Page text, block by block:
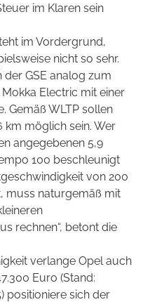
im Klaren sein
im Vordergrund,
nicht so sehr.
GSE analog zum
Electric mit einer
Gemäß WLTP sollen
km möglich sein. Wer
angegebenen 5,9
100 beschleunigt
von 200
muss naturgemäß mit
rechnen“, betont die
verlange Opel auch
Euro (Stand:
positioniere sich der